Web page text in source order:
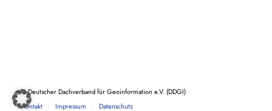
© Deutscher Dachverband für Geoinformation e.V. (DDGI)
Kontakt
Impressum Datenschutz